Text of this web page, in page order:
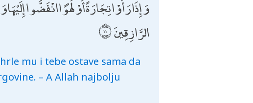
وَإِذَا رَأَوْا تِجَارَةً أَوْ لَهْوًا انْفَضُّوا
الرَّازِقِينَ
mu i tebe ostave sama da
– A Allah najbolju